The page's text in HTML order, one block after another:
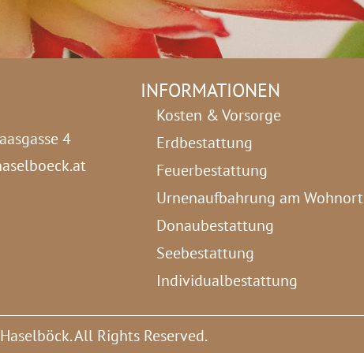
4
INFORMATIONEN
Kosten & Vorsorge
Erdbestattung
Feuerbestattung
Urnenaufbahrung am Wohnort
Donaubestattung
Seebestattung
Individualbestattung
All Rights Reserved.